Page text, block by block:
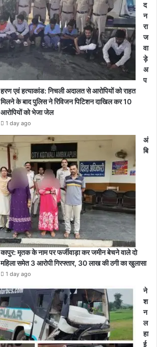
द
न
रा
ज
वा
ड़े
अ
प
हरण एवं हत्याकांड: निचली अदालत से आरोपियों को राहत
मिलने के बाद पुलिस ने रिविजन पिटिशन दाखिल कर 10
आरोपियों को भेजा जेल
1 day ago
अं
बि
कापुर: मृतक के नाम पर फर्जीवाड़ा कर जमीन बेचने वाले दो
महिला समेत 3 आरोपी गिरफ्तार, 30 लाख की ठगी का खुलासा
1 day ago
ने
श
न
ल
हा
ई